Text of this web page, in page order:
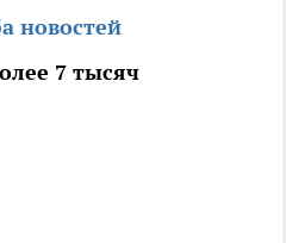
новостей
7 тысяч